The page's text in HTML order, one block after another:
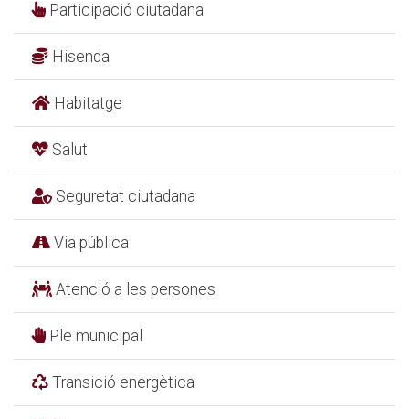
Participació ciutadana
Hisenda
Habitatge
Salut
Seguretat ciutadana
Via pública
Atenció a les persones
Ple municipal
Transició energètica